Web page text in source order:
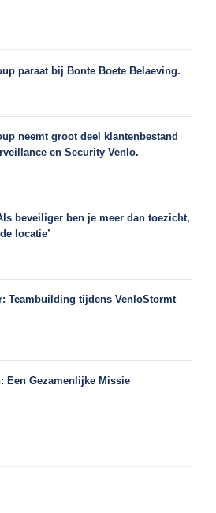
paraat bij Bonte Boete Belaeving.
neemt groot deel klantenbestand
en Security Venlo.
beveiliger ben je meer dan toezicht,
locatie’
Teambuilding tijdens VenloStormt
Een Gezamenlijke Missie